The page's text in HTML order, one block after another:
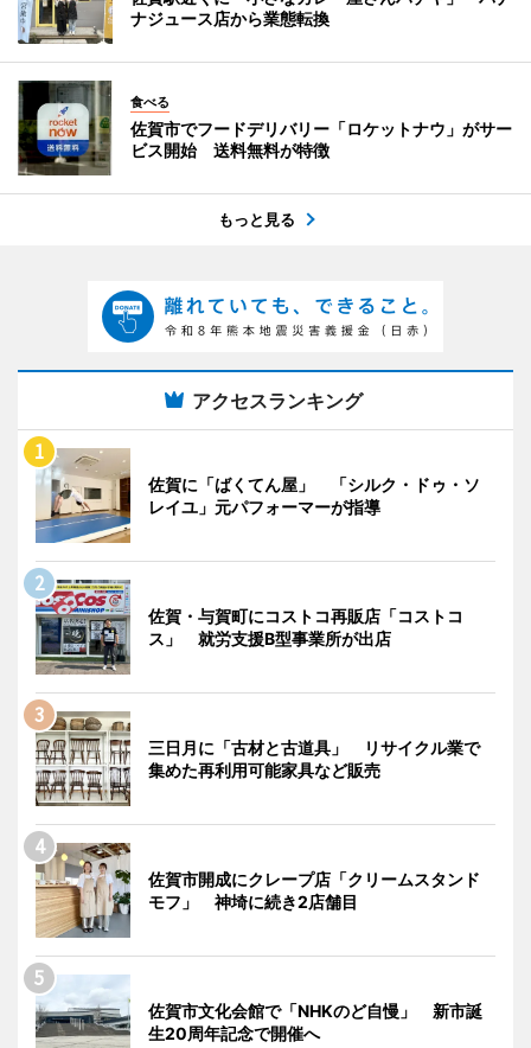
ナジュース店から業態転換
食べる
佐賀市でフードデリバリー「ロケットナウ」がサー
ビス開始 送料無料が特徴
もっと見る
アクセスランキング
佐賀に「ばくてん屋」 「シルク・ドゥ・ソ
レイユ」元パフォーマーが指導
佐賀・与賀町にコストコ再販店「コストコ
ス」 就労支援B型事業所が出店
三日月に「古材と古道具」 リサイクル業で
集めた再利用可能家具など販売
佐賀市開成にクレープ店「クリームスタンド
モフ」 神埼に続き2店舗目
佐賀市文化会館で「NHKのど自慢」 新市誕
生20周年記念で開催へ